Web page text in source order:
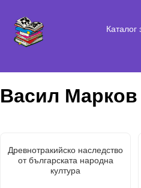
Каталог
Васил Марков
Древнотракийско наследство
от българската народна
култура